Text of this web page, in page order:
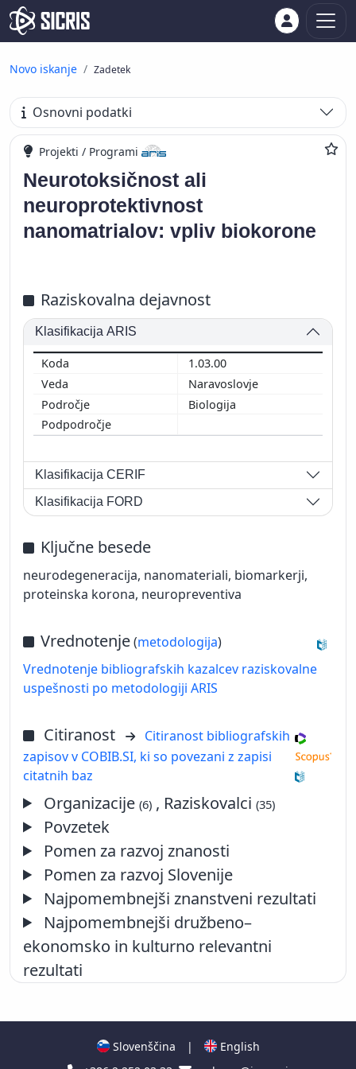
Novo iskanje Zadetek
Osnovni podatki
Projekti / Programi
Neurotoksičnost ali
neuroprotektivnost
nanomatrialov: vpliv biokorone
Raziskovalna dejavnost
Klasifikacija ARIS
1.03.00
Naravoslovje
Biologija
Klasifikacija CERIF
Klasifikacija FORD
Ključne besede
neurodegeneracija, nanomateriali, biomarkerji,
proteinska korona, neuropreventiva
Vrednotenje(metodologija)
Vrednotenje bibliografskih kazalcev raziskovalne
uspešnosti po metodologiji ARIS
Citiranost
Citiranost bibliografskih
zapisov v COBIB.SI, ki so povezani z zapisi
citatnih baz
Organizacije(6) , Raziskovalci(35)
Povzetek
Pomen za razvoj znanosti
Pomen za razvoj Slovenije
Najpomembnejši znanstveni rezultati
Najpomembnejši družbeno–
ekonomsko in kulturno relevantni
rezultati
Slovenščina |
English